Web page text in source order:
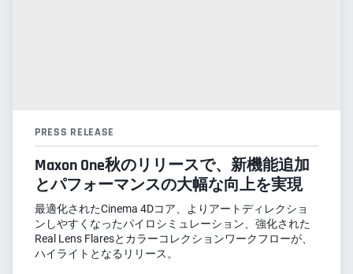
PRESS RELEASE
Maxon One秋のリリースで、新機能追加
とパフォーマンスの大幅な向上を実現
最適化されたCinema 4Dコア、よりアートディレクショ
ンしやすくなったパイロシミュレーション、強化された
Real Lens Flaresとカラーコレクションワークフローが、
ハイライトとなるリリース。